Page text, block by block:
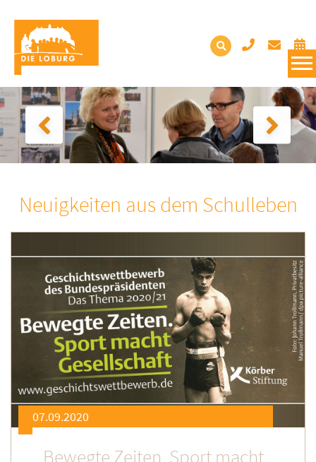
Neuigkeiten aus dem Schulleben
07.09.2020
Bewegte Zeiten. Sport macht